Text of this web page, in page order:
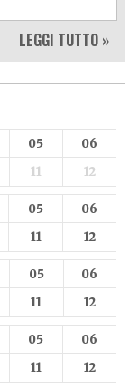
LEGGI TUTTO »
05
06
11 12
05
06
11 12
05
06
11 12
05
06
11 12